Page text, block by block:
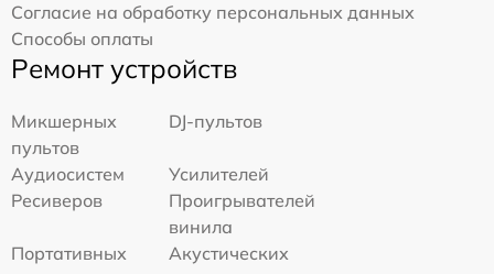
Согласие на обработку персональных данных
Способы оплаты
Ремонт устройств
Микшерных
пультов
DJ-пультов
Аудиосистем
Усилителей
Ресиверов
Проигрывателей
винила
Портативных
Акустических